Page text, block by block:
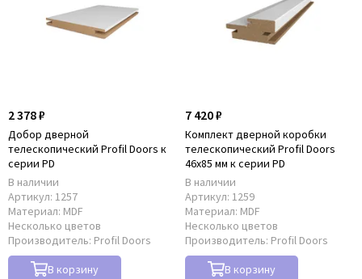
2 378 ₽
Добор дверной
телескопический Profil Doors к
серии PD
В наличии
Артикул: 1257
Материал: MDF
Несколько цветов
Производитель: Profil Doors
В корзину
7 420 ₽
Комплект дверной коробки
телескопический Profil Doors
46x85 мм к серии PD
В наличии
Артикул: 1259
Материал: MDF
Несколько цветов
Производитель: Profil Doors
В корзину